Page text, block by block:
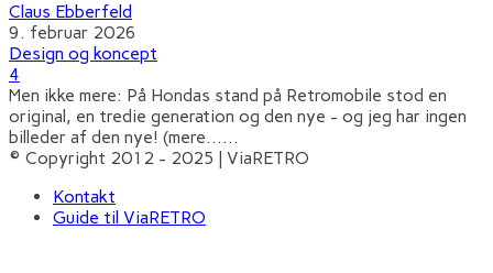
Claus Ebberfeld
9. februar 2026
Design og koncept
4
Men ikke mere: På Hondas stand på Retromobile stod en
original, en tredie generation og den nye - og jeg har ingen
billeder af den nye! (mere…...
© Copyright 2012 - 2025 | ViaRETRO
Kontakt
Guide til ViaRETRO